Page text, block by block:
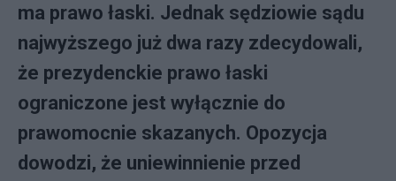
ma prawo łaski. Jednak sędziowie sądu
najwyższego już dwa razy zdecydowali,
że prezydenckie prawo łaski
ograniczone jest wyłącznie do
prawomocnie skazanych. Opozycja
dowodzi, że uniewinnienie przed